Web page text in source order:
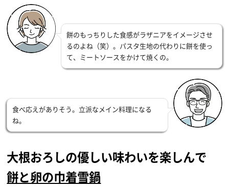
餅のもっちりした食感がラザニアをイメージさせ
るのよね（笑）。パスタ生地の代わりに餅を使っ
て、ミートソースをかけて焼くの。
食べ応えがありそう。立派なメイン料理になる
ね。
大根おろしの優しい味わいを楽しんで
餅と卵の巾着雪鍋